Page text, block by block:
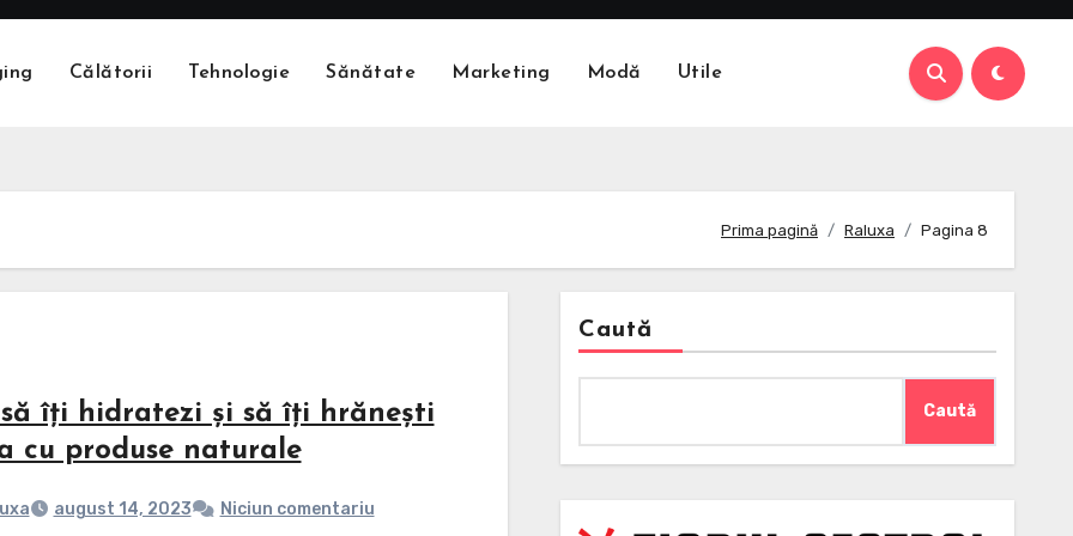
Călătorii Tehnologie Sănătate Marketing Modă Utile
Prima pagină Raluxa Pagina 8
să îți hidratezi și să îți hrănești
cu produse naturale
august 14, 2023 Niciun comentariu
Caută
Caută